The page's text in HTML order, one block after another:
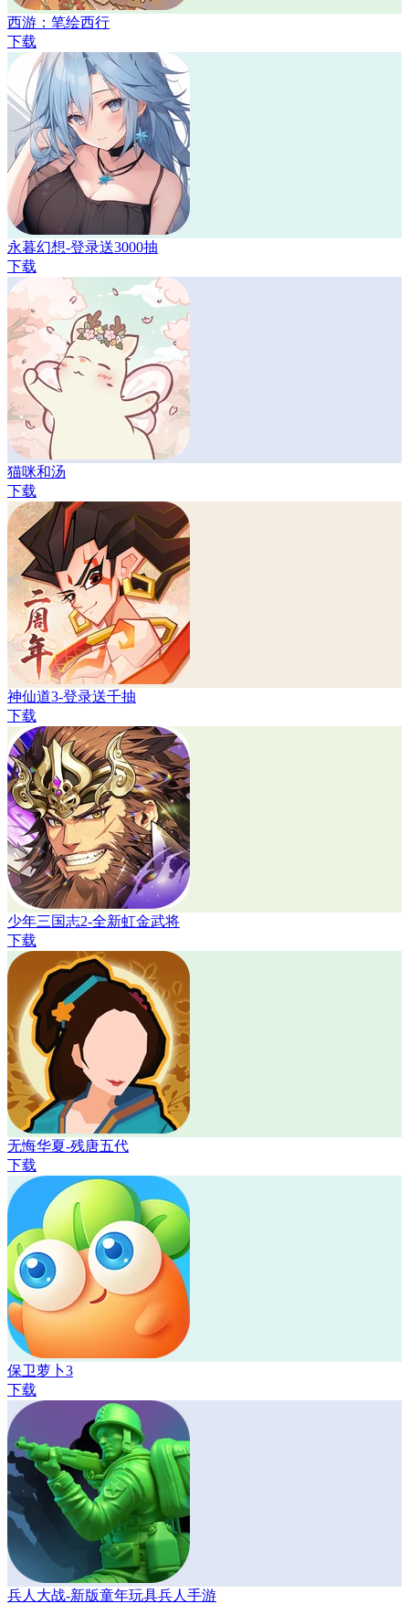
西游：笔绘西行
下载
永暮幻想-登录送3000抽
下载
猫咪和汤
下载
神仙道3-登录送千抽
下载
少年三国志2-全新虹金武将
下载
无悔华夏-残唐五代
下载
保卫萝卜3
下载
兵人大战-新版童年玩具兵人手游